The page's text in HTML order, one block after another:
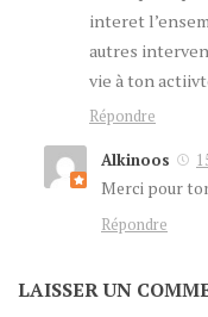
interet
autres
vie à ton
Répondre
Alkinoos
Merci pour
Répondre
LAISSER UN